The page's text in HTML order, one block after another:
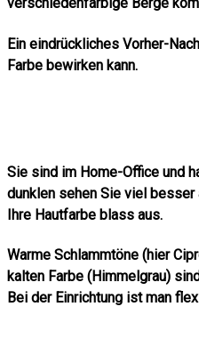
Ein eindrückliches Vorher-
Farbe bewirken kann.
Sie sind im Home-Office und
dunklen sehen Sie viel
Ihre Hautfarbe blass aus.
Warme Schlammtöne (hier
kalten Farbe (Himmelgrau)
Bei der Einrichtung ist man